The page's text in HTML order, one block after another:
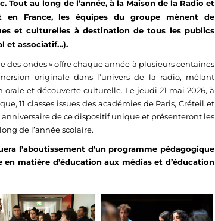
Tout au long de l’année, à la Maison de la Radio et
France, les équipes du groupe mènent de
et culturelles à destination de tous les publics
et associatif…).
des ondes » offre chaque année à plusieurs centaines
originale dans l’univers de la radio, mêlant
et découverte culturelle. Le jeudi 21 mai 2026, à
11 classes issues des académies de Paris, Créteil et
de ce dispositif unique et présenteront les
de l’année scolaire.
l’aboutissement d’un programme pédagogique
en matière d’éducation aux médias et d’éducation